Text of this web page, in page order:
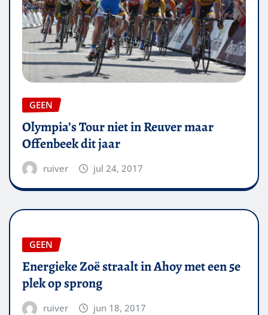
GEEN
Olympia’s Tour niet in Reuver maar
Offenbeek dit jaar
ruiver jul 24, 2017
GEEN
Energieke Zoë straalt in Ahoy met een 5e
plek op sprong
ruiver jun 18, 2017